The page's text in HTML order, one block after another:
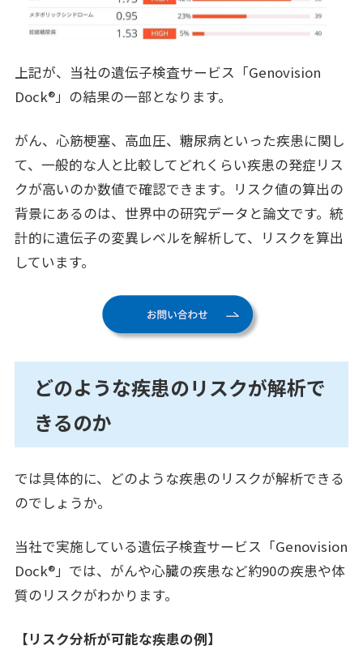
上記が、当社の遺伝子検査サービス「Genovision
Dock®」の結果の一部となります。
がん、心筋梗塞、高血圧、糖尿病といった疾患に関し
て、一般的な人と比較してどれくらい疾患の発症リス
クが高いのか数値で確認できます。リスク値の算出の
背景にあるのは、世界中の研究データと論文です。統
計的に遺伝子の変異レベルを解析して、リスクを算出
しています。
どのような疾患のリスクが解析で
きるのか
では具体的に、どのような疾患のリスクが解析できる
のでしょうか。
当社で実施している遺伝子検査サービス「Genovision
Dock®」では、がんや心臓の疾患など約90の疾患や体
質のリスクがわかります。
【リスク分析が可能な疾患の例】